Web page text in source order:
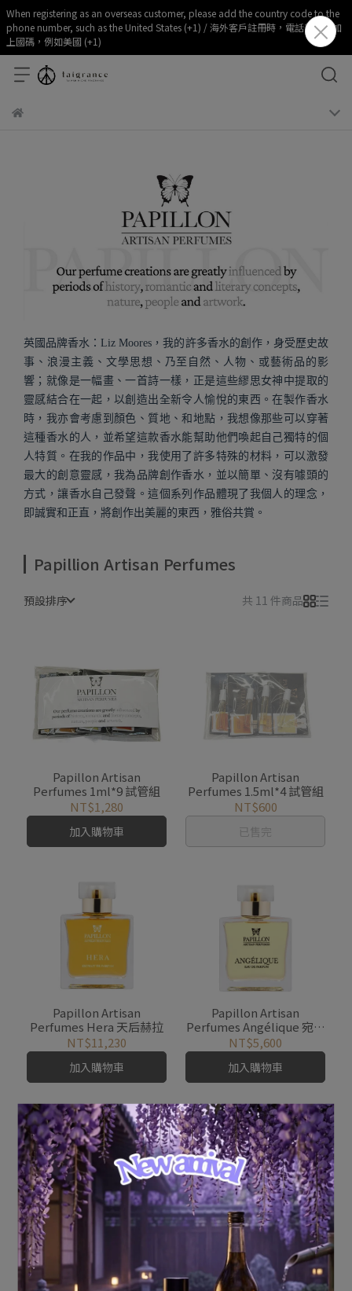
When registering as an overseas customer, please add the country code to the
phone number, such as the United States (+1) / 海外客戶註冊時，電話部分請加
上國碼，例如美國 (+1)
英國品牌香水：Liz Moores，我的許多香水的創作，身受歷史故
事、浪漫主義、文學思想、乃至自然、人物、或藝術品的影
響；就像是一幅畫、一首詩一樣，正是這些繆思女神中提取的
靈感結合在一起，以創造出全新令人愉悅的東西。在製作香水
時，我亦會考慮到顏色、質地、和地點，我想像那些可以穿著
這種香水的人，並希望這款香水能幫助他們喚起自己獨特的個
人特質。在我的作品中，我使用了許多特殊的材料，可以激發
最大的創意靈感，我為品牌創作香水，並以簡單、沒有噱頭的
方式，讓香水自己發聲。這個系列作品體現了我個人的理念，
即誠實和正直，將創作出美麗的東西，雅俗共賞。
Papillion Artisan Perfumes
預設排序 共 11 件商品
Papillon Artisan
Perfumes 1ml*9 試管組
NT$1,280
加入購物車
Papillon Artisan
Perfumes 1.5ml*4 試管組
NT$600
已售完
Papillon Artisan
Perfumes Hera 天后赫拉
NT$11,230
加入購物車
Papillon Artisan
Perfumes Angélique 宛若
天使
NT$5,600
加入購物車
Papillon Artisan
Perfumes Epona 艾波娜
NT$6,500
Papillon Artisan
Perfumes Tobacco Rose
菸草玫瑰
NT$6,400